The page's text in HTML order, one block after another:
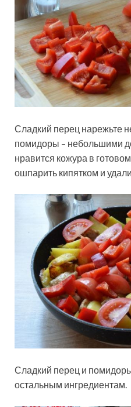
Сладкий перец нарежьте
помидоры – небольшими
нравится кожура в
ошпарить кипятком и
Сладкий перец и
остальным ингредиентам.